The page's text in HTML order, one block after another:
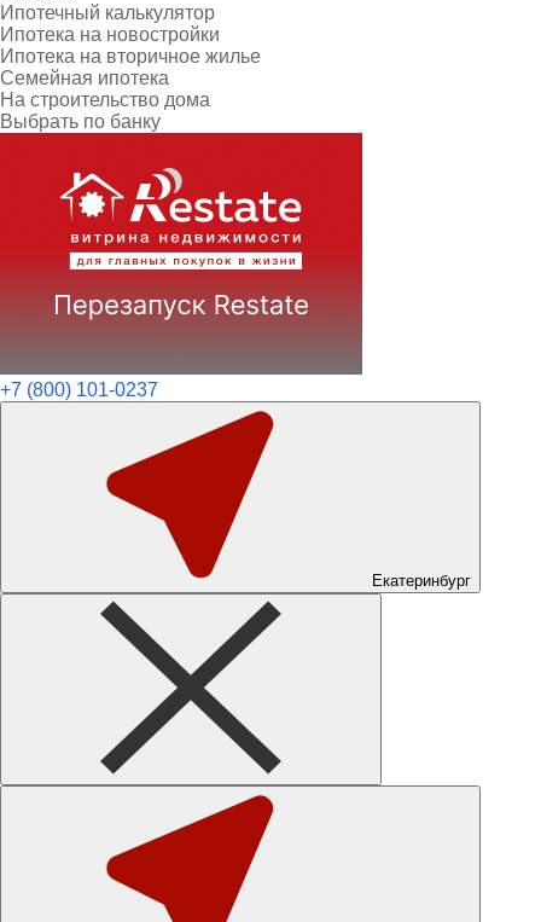
Ипотечный калькулятор
Ипотека на новостройки
Ипотека на вторичное жилье
Семейная ипотека
На строительство дома
Выбрать по банку
+7 (800) 101-0237
Екатеринбург